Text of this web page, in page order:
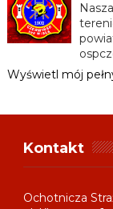
Wyświetl mój
Kontakt
Ochotnicza